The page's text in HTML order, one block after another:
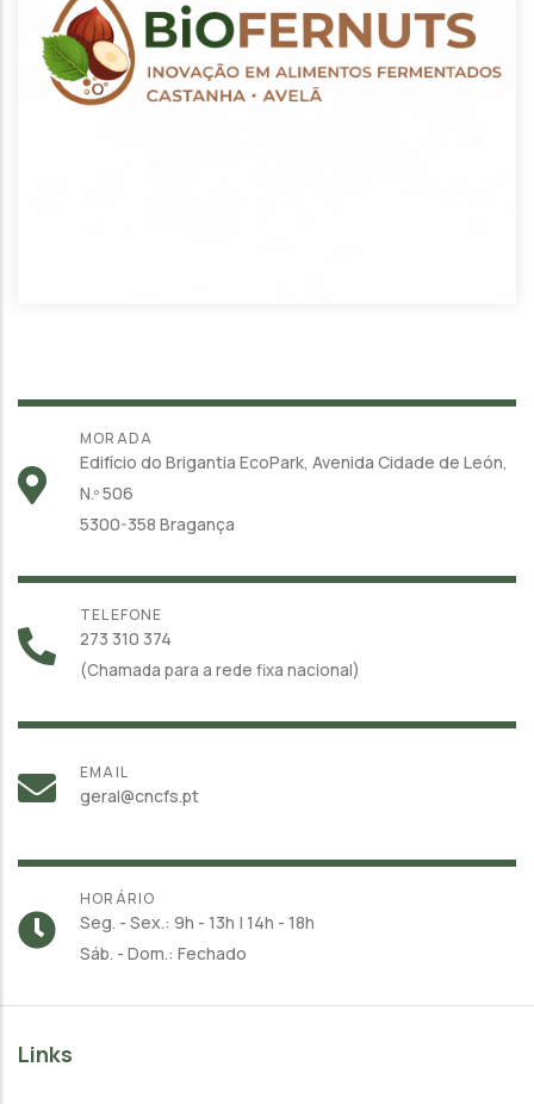
MORADA
Edifício do Brigantia EcoPark, Avenida Cidade de León,
N.º 506
5300-358 Bragança
TELEFONE
273 310 374
(Chamada para a rede fixa nacional)
EMAIL
geral@cncfs.pt
HORÁRIO
Seg. - Sex.: 9h - 13h | 14h - 18h
Sáb. - Dom.: Fechado
Links